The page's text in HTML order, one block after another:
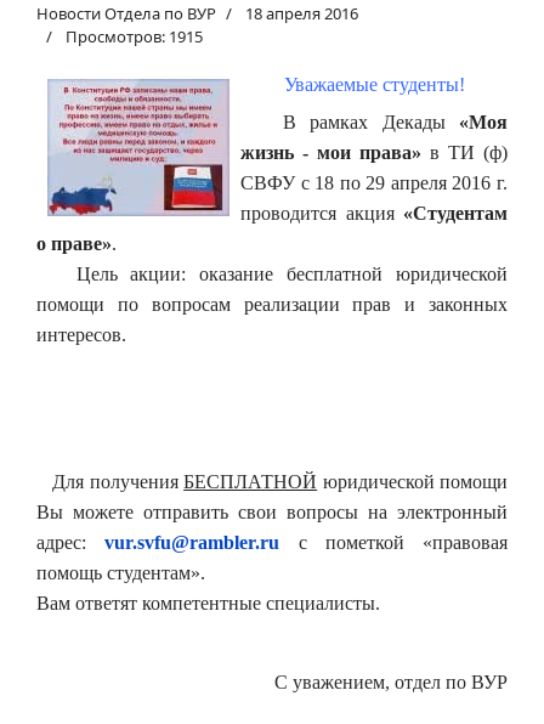
Новости Отдела по ВУР
18 апреля 2016
Просмотров: 1915
Уважаемые студенты!
В рамках Декады «Моя
жизнь - мои права» в ТИ (ф)
СВФУ с 18 по 29 апреля 2016 г.
проводится акция «Студентам
о праве».
Цель акции: оказание бесплатной юридической
помощи по вопросам реализации прав и законных
интересов.
Для полученияБЕСПЛАТНОЙ юридической помощи
Вы можете отправить свои вопросы на электронный
адрес:vur.svfu@rambler.ru с пометкой «правовая
помощь студентам».
Вам ответят компетентные специалисты.
С уважением, отдел по ВУР